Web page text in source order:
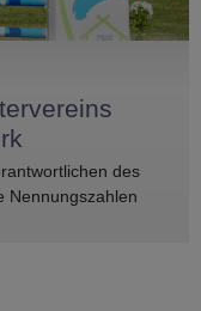
des
Nennungszahlen
Umso